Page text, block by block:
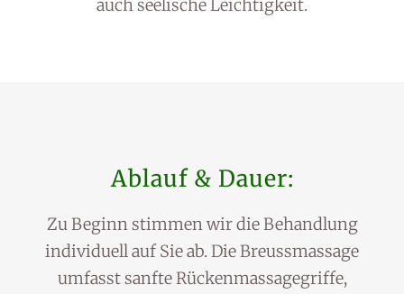
auch seelische Leichtigkeit.
Ablauf & Dauer:
Zu Beginn stimmen wir die Behandlung
individuell auf Sie ab. Die Breussmassage
umfasst sanfte Rückenmassagegriffe,